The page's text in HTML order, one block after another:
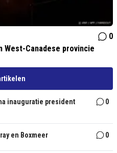
0
West-Canadese provincie
inauguratie president
0
en Boxmeer 0